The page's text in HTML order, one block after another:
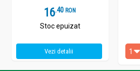
16.4 RON
Stoc epuizat
Vezi detalii